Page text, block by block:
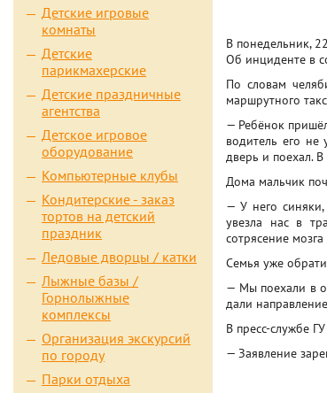
Детские игровые
комнаты
Детские
парикмахерские
Детские праздничные
агентства
Детское игровое
оборудование
Компьютерные клубы
Кондитерские - заказ
тортов на детский
праздник
Ледовые дворцы / катки
Лыжные базы /
Горнолыжные
комплексы
Организация экскурсий
по городу
Парки отдыха
В понедельник,
Об инциденте в
По словам
маршрутного
— Ребёнок
водитель его не
дверь и поехал.
Дома мальчик
— У него
увезла нас в
сотрясение
Семья уже
— Мы поехали в
дали
В пресс-службе
— Заявление